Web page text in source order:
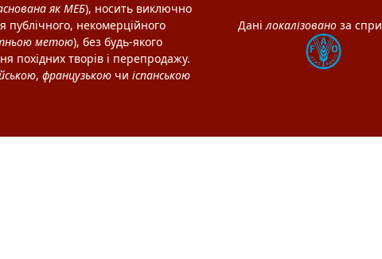
якМЕБ), носить виключно
некомерційного
метою), без будь-якого
похідних творів і перепродажу.
, французькою чи іспанською
Данілокалізованоза